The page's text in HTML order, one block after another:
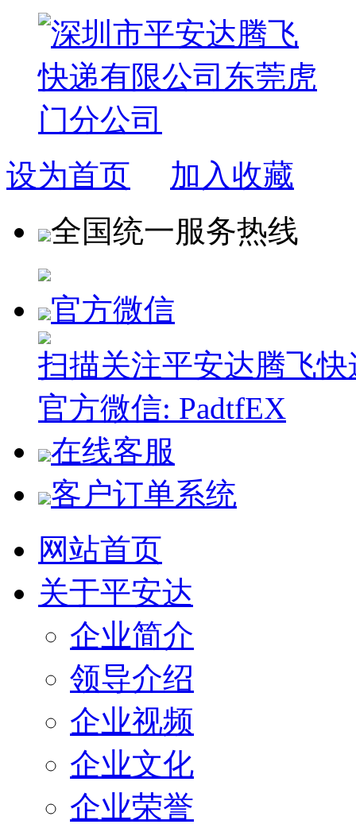
设为首页
加入收藏
全国统一服务热线
官方微信
扫描关注平安达腾飞快
官方微信: PadtfEX
在线客服
客户订单系统
网站首页
关于平安达
企业简介
领导介绍
企业视频
企业文化
企业荣誉